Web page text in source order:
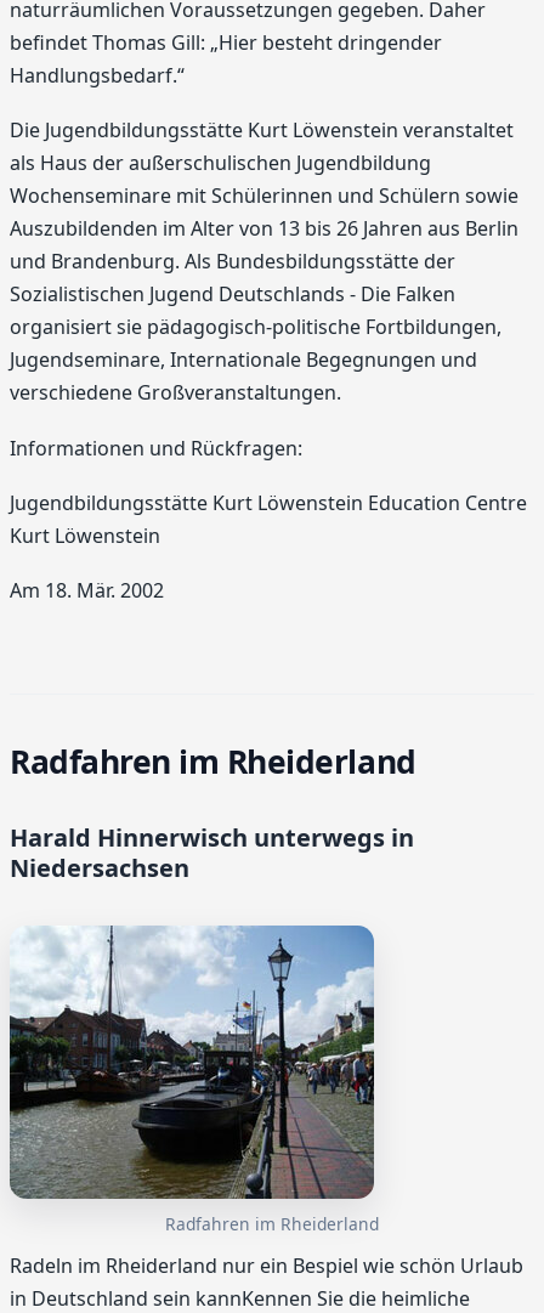
naturräumlichen Voraussetzungen gegeben. Daher
befindet Thomas Gill: „Hier besteht dringender
Handlungsbedarf.“
Die Jugendbildungsstätte Kurt Löwenstein veranstaltet
als Haus der außerschulischen Jugendbildung
Wochenseminare mit Schülerinnen und Schülern sowie
Auszubildenden im Alter von 13 bis 26 Jahren aus Berlin
und Brandenburg. Als Bundesbildungsstätte der
Sozialistischen Jugend Deutschlands - Die Falken
organisiert sie pädagogisch-politische Fortbildungen,
Jugendseminare, Internationale Begegnungen und
verschiedene Großveranstaltungen.
Informationen und Rückfragen:
Jugendbildungsstätte Kurt Löwenstein Education Centre
Kurt Löwenstein
Am 18. Mär. 2002
Radfahren im Rheiderland
Harald Hinnerwisch unterwegs in
Niedersachsen
Radfahren im Rheiderland
Radeln im Rheiderland nur ein Bespiel wie schön Urlaub
in Deutschland sein kannKennen Sie die heimliche